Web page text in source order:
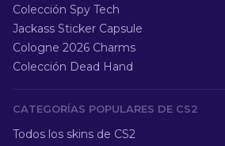
Colección Spy Tech
Jackass Sticker Capsule
Cologne 2026 Charms
Colección Dead Hand
CATEGORÍAS POPULARES DE CS2
Todos los skins de CS2